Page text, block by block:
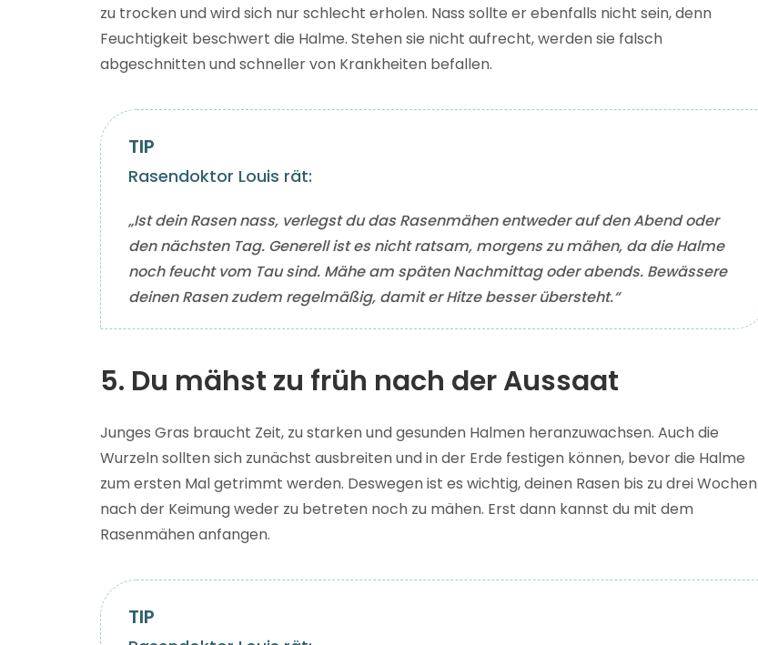
zu trocken und wird sich nur schlecht erholen. Nass sollte er ebenfalls nicht sein, denn
Feuchtigkeit beschwert die Halme. Stehen sie nicht aufrecht, werden sie falsch
abgeschnitten und schneller von Krankheiten befallen.
Rasendoktor Louis rät:
„Ist dein Rasen nass, verlegst du das Rasenmähen entweder auf den Abend oder
den nächsten Tag. Generell ist es nicht ratsam, morgens zu mähen, da die Halme
noch feucht vom Tau sind. Mähe am späten Nachmittag oder abends. Bewässere
deinen Rasen zudem regelmäßig, damit er Hitze besser übersteht.“
5. Du mähst zu früh nach der Aussaat
Junges Gras braucht Zeit, zu starken und gesunden Halmen heranzuwachsen. Auch die
Wurzeln sollten sich zunächst ausbreiten und in der Erde festigen können, bevor die Halme
zum ersten Mal getrimmt werden. Deswegen ist es wichtig, deinen Rasen bis zu drei Wochen
nach der Keimung weder zu betreten noch zu mähen. Erst dann kannst du mit dem
Rasenmähen anfangen.